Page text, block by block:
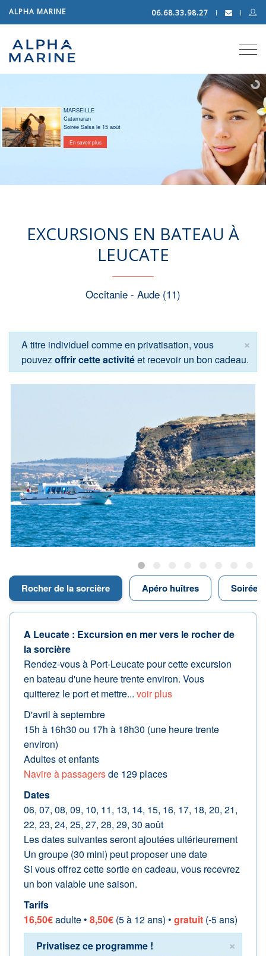
ALPHA MARINE 06.68.33.98.27
MARSEILLE
Catamaran
Soirée Salsa le 15 août
En savoir plus
EXCURSIONS EN BATEAU À
LEUCATE
Occitanie - Aude (11)
×
A titre individuel comme en privatisation, vous
pouvezoffrir cette activitéet recevoir un bon cadeau.
Rocher de la sorcière Apéro huîtres Soirée
A Leucate : Excursion en mer vers le rocher de
la sorcière
Rendez-vous à Port-Leucate pour cette excursion
en bateau d'une heure trente environ. Vous
quitterez le port et mettre... voir plus
D'avril à septembre
15h à 16h30 ou 17h à 18h30 (une heure trente
environ)
Adultes et enfants
Navire à passagersde 129 places
Dates
06, 07, 08, 09, 10, 11, 13, 14, 15, 16, 17, 18, 20, 21,
22, 23, 24, 25, 27, 28, 29, 30 août
Les dates suivantes seront ajoutées ultérieurement
Un groupe (30 mini) peut proposer une date
Si vous offrez cette sortie en cadeau, vous recevrez
un bon valable une saison.
Tarifs
16,50€adulte • 8,50€ (5 à 12 ans) • gratuit (-5 ans)
×
Privatisez ce programme !